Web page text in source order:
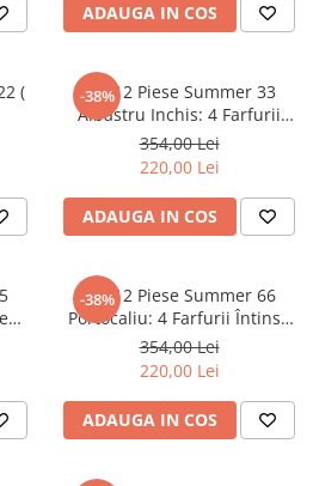
ADAUGA IN COS
(
-38%
Set 12 Piese Summer 33
Albastru Inchis: 4 Farfurii
Întinse 26cm, 4 Farfurii Desert
20cm & 4 Boluri 21cm/500ml
354,00 Lei
220,00 Lei
ADAUGA IN COS
-38%
Set 12 Piese Summer 66
Portocaliu: 4 Farfurii Întinse
26cm, 4 Farfurii Desert 20cm
& 4 Boluri 21cm/500ml
354,00 Lei
220,00 Lei
ADAUGA IN COS